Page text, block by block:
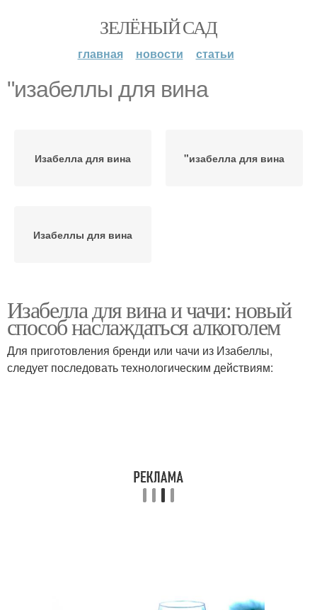
ЗЕЛЁНЫЙ САД
главная новости статьи
"изабеллы для вина
Изабелла для вина "изабелла для вина
Изабеллы для вина
Изабелла для вина и чачи: новый
способ наслаждаться алкоголем
Для приготовления бренди или чачи из Изабеллы,
следует последовать технологическим действиям: